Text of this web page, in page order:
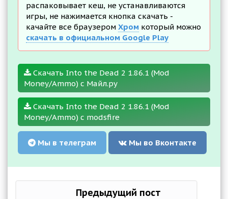
распаковывает кеш, не устанавливаются
игры, не нажимается кнопка скачать -
качайте все браузером Хром который можно
скачать в официальном Google Play
Скачать Into the Dead 2 1.86.1 (Mod
Money/Ammo) с Майл.ру
Скачать Into the Dead 2 1.86.1 (Mod
Money/Ammo) с modsfire
Мы в телеграм Мы во Вконтакте
Предыдущий пост